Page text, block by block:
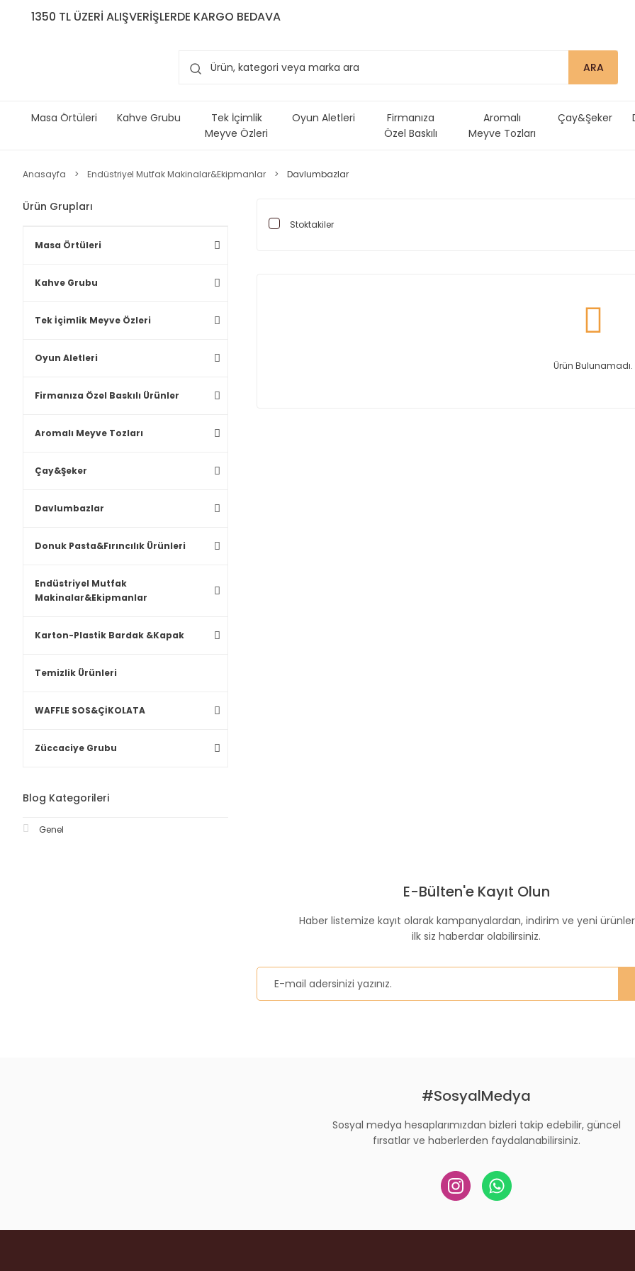
1350 TL ÜZERİ ALIŞVERİŞLERDE KARGO BEDAVA
ARA
Masa Örtüleri Kahve Grubu
Tek İçimlik
Meyve Özleri
Oyun Aletleri
Firmanıza
Özel Baskılı
Aromalı
Meyve Tozları
Çay&Şeker
Anasayfa Endüstriyel Mutfak Makinalar&Ekipmanlar Davlumbazlar
Ürün Grupları
Masa Örtüleri
Kahve Grubu
Tek İçimlik Meyve Özleri
Oyun Aletleri
Firmanıza Özel Baskılı Ürünler
Aromalı Meyve Tozları
Çay&Şeker
Davlumbazlar
Donuk Pasta&Fırıncılık Ürünleri
Endüstriyel Mutfak
Makinalar&Ekipmanlar
Karton-Plastik Bardak &Kapak
Temizlik Ürünleri
WAFFLE SOS&ÇİKOLATA
Züccaciye Grubu
Blog Kategorileri
Genel
Stoktakiler
Ürün Bulunamadı.
E-Bülten'e Kayıt Olun
Haber listemize kayıt olarak kampanyalardan, indirim ve yeni
ilk siz haberdar olabilirsiniz.
#SosyalMedya
Sosyal medya hesaplarımızdan bizleri takip edebilir, güncel
fırsatlar ve haberlerden faydalanabilirsiniz.